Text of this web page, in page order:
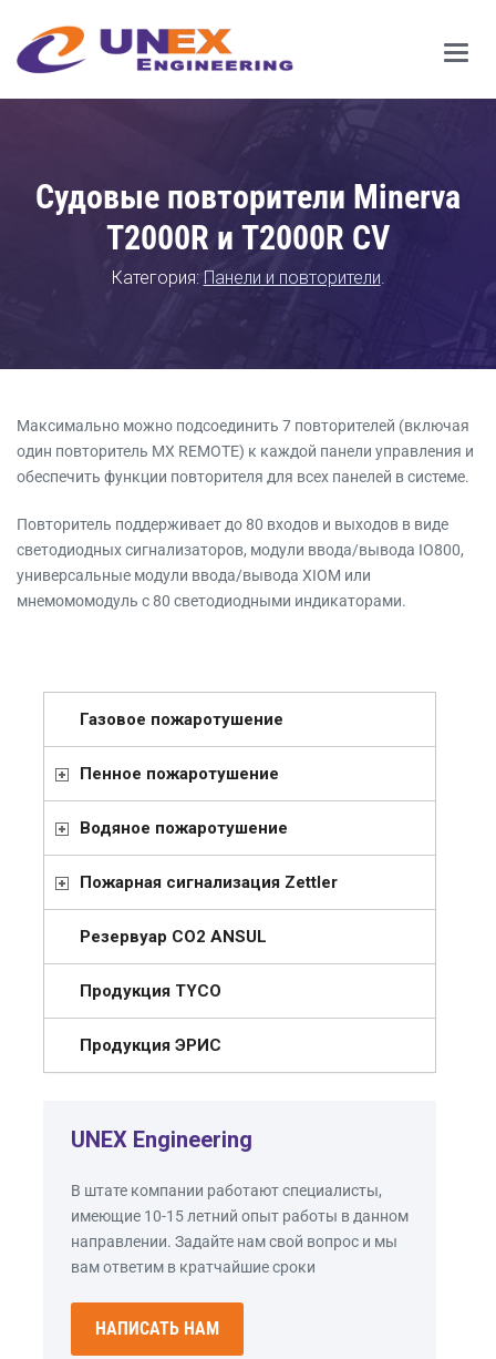
Main
Судовые повторители Minerva
T2000R и T2000R CV
Категория: Панели и повторители
Максимально можно подсоединить 7 повторителей (включая
один повторитель MX REMOTE) к каждой панели управления и
обеспечить функции повторителя для всех панелей в системе.
Повторитель поддерживает до 80 входов и выходов в виде
светодиодных сигнализаторов, модули ввода/вывода IO800,
универсальные модули ввода/вывода XIOM или
мнемомомодуль с 80 светодиодными индикаторами.
Газовое пожаротушение
Пенное пожаротушение
Водяное пожаротушение
Пожарная сигнализация Zettler
Резервуар СО2 ANSUL
Продукция TYCO
Продукция ЭРИС
UNEX Engineering
В штате компании работают специалисты,
имеющие 10-15 летний опыт работы в данном
направлении. Задайте нам свой вопрос и мы
вам ответим в кратчайшие сроки
НАПИСАТЬ НАМ